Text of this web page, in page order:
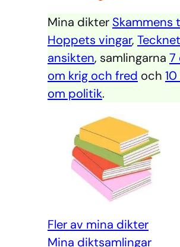
Mina dikter Skammens
Hoppets vingar, Tecknet
ansikten, samlingarna 7
om krig och fred och
om politik.
Fler av mina dikter
Mina diktsamlingar